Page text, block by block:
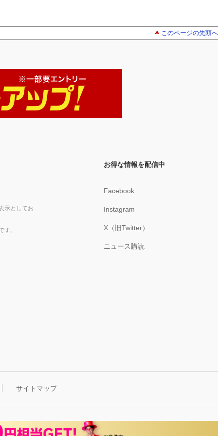
このページの先頭へ
示としてお
す。
お得な情報を配信中
Facebook
Instagram
X（旧Twitter）
ニュース購読
サイトマップ